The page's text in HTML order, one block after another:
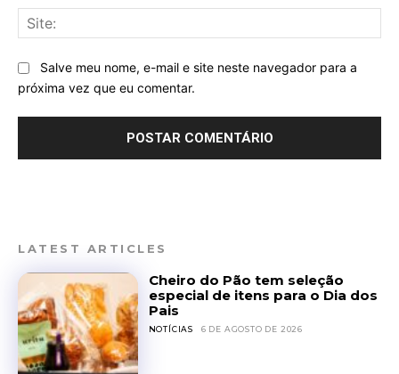
Salve meu nome, e-mail e site neste navegador para a
próxima vez que eu comentar.
LATEST ARTICLES
Cheiro do Pão tem seleção
especial de itens para o Dia dos
Pais
NOTÍCIAS 6 DE AGOSTO DE 2026